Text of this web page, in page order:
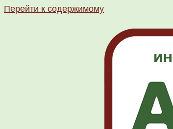
Перейти к содержимому